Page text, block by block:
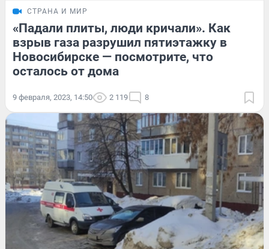
СТРАНА И МИР
«Падали плиты, люди кричали». Как
взрыв газа разрушил пятиэтажку в
Новосибирске — посмотрите, что
осталось от дома
9 февраля, 2023, 14:50 2 119 8